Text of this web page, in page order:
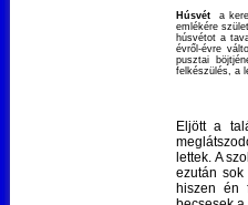
Húsvéta
emlékére
húsvétot a
évről-évre
pusztai
felkészülés, a
Eljött a
lettek. A
ezután
hiszen én